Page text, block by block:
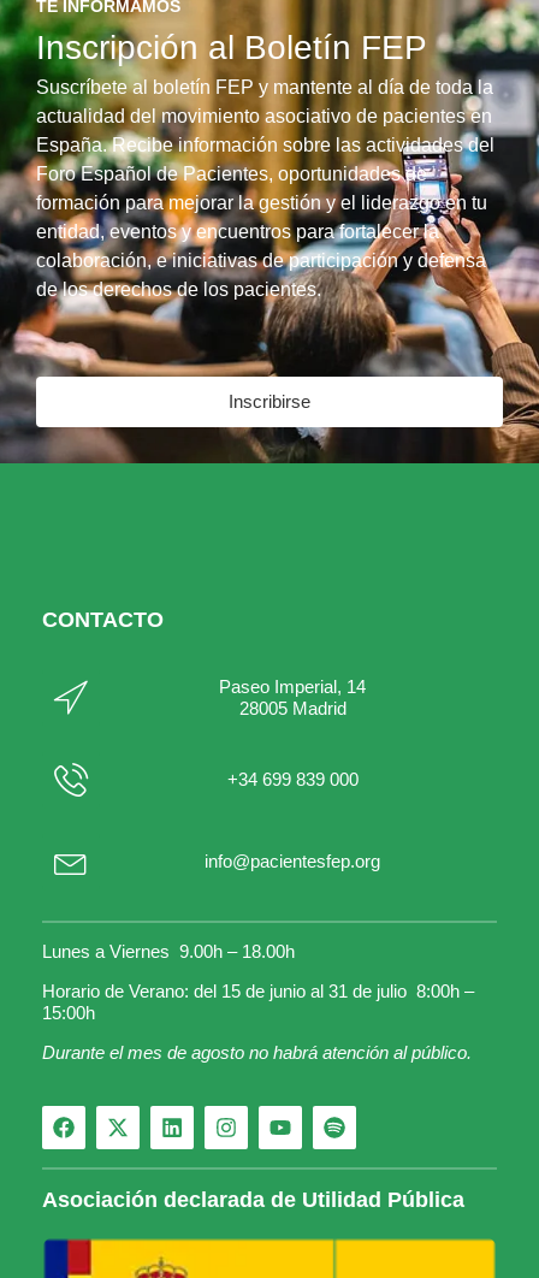
TE INFORMAMOS
Inscripción al Boletín FEP
Suscríbete al boletín FEP y mantente al día de toda la
actualidad del movimiento asociativo de pacientes en
España. Recibe información sobre las actividades del
Foro Español de Pacientes, oportunidades de
formación para mejorar la gestión y el liderazgo en tu
entidad, eventos y encuentros para fortalecer la
colaboración, e iniciativas de participación y defensa
de los derechos de los pacientes.
Inscribirse
CONTACTO
Paseo Imperial, 14
28005 Madrid
+34 699 839 000
info@pacientesfep.org
Lunes a Viernes 9.00h – 18.00h
Horario de Verano: del 15 de junio al 31 de julio 8:00h –
15:00h
Durante el mes de agosto no habrá atención al público.
Asociación declarada de Utilidad Pública